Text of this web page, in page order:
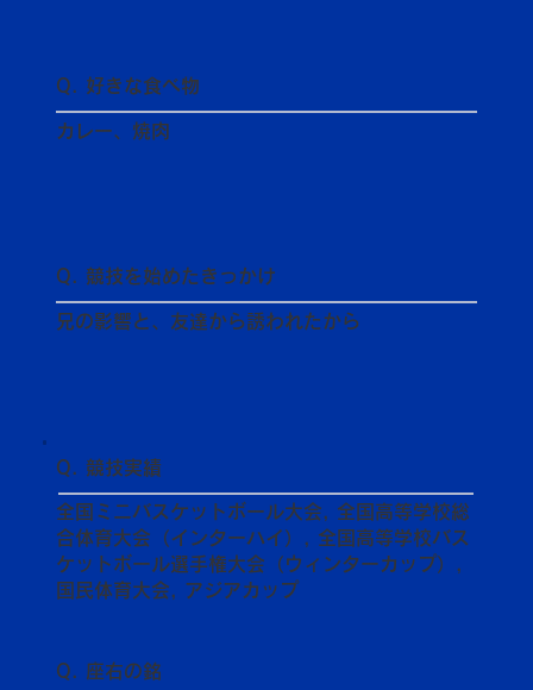
Q. 競技実績
全国ミニバスケットボール大会, 全国高等学校総
合体育大会（インターハイ）, 全国高等学校バス
ケットボール選手権大会（ウィンターカップ）,
国民体育大会, アジアカップ
Q. 競技を始めたきっかけ
兄の影響と、友達から誘われたから
Q. 好きな食べ物
カレー、焼肉
Q. 座右の銘